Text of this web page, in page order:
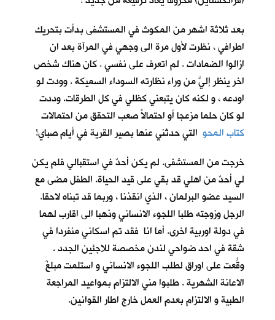
بعد ثلاثة اشهر من المكوث في المستشفى بدأت بتحريك
اطرافي ، نظرت لأول مرة الى وجهي في المرآة بعد ان
ازالوا الضمادات . لم اتعرف على نفسي . كان هناك شخص
اخر ينظر إليَّ من وراء نظارته السوداء السميكة . وودت لو
اودعه ، و لكنه كان يتبعني كظلي في كل الطرقات. وددت
لو كان حلما مزعجا أو احتمالاً صعب التحقق من احتمالات
كتاب المحو التي حدثني عنها بصير القرية في أيام صباي!
خرجت من المستشفى. لم يكن أحدٌ في استقبالي فلم يكن
لي أحدٌ من اهلي قد بقي على قيد الحياة. الطفل مضى مع
السيد عضو البرلمان ، الذي انقذنا ، وربما قد تبناه لاحقا.
الرجل وزوجته طلبا اللجوء الانساني وذهبا الى اقارب لهما
في دولة اوربية اخرى. أما انا فقد تم اسكاني منفردا في
شقة في احد ضواحي لندن مخصصة للاجئين الجدد .
وقّعتُ على اوراق لطلب اللجوء الانساني و استلمت مبلغَ
الاعانة الشهرية . طلبوا مني الالتزام بمواعيد المراجعة
الطبية و الالتزام بعدم العمل خارج اطار القوانين.